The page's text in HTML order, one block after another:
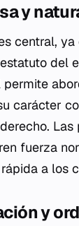
y
central,
del
permite
carácter
fuerza
a los
y